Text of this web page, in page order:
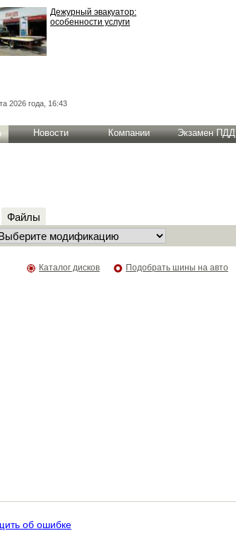
Дежурный эвакуатор:
особенности услуги
2026 года, 16:43
Новости Компании Экзамен ПДД
Файлы
Подобрать шины на авто
Каталог дисков
об ошибке